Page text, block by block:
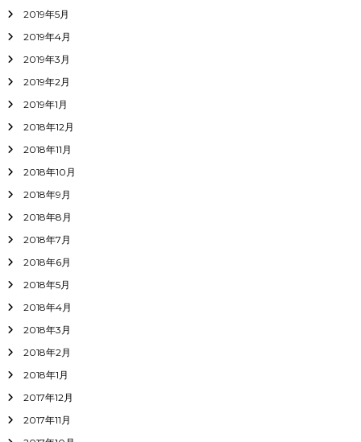
2019年5月
2019年4月
2019年3月
2019年2月
2019年1月
2018年12月
2018年11月
2018年10月
2018年9月
2018年8月
2018年7月
2018年6月
2018年5月
2018年4月
2018年3月
2018年2月
2018年1月
2017年12月
2017年11月